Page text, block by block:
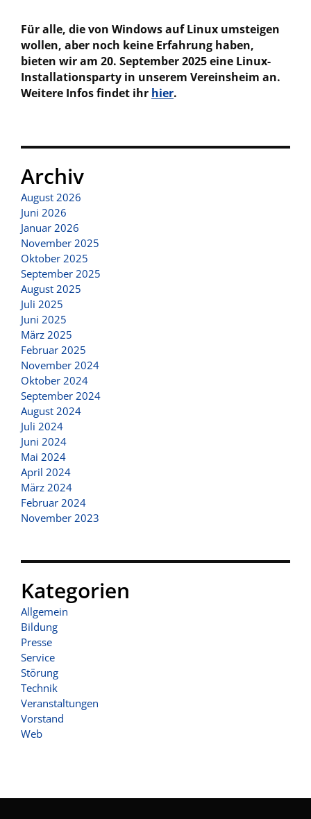
Für alle, die von Windows auf Linux umsteigen
wollen, aber noch keine Erfahrung haben,
bieten wir am 20. September 2025 eine Linux-
Installationsparty in unserem Vereinsheim an.
Weitere Infos findet ihr hier.
Archiv
August 2026
Juni 2026
Januar 2026
November 2025
Oktober 2025
September 2025
August 2025
Juli 2025
Juni 2025
März 2025
Februar 2025
November 2024
Oktober 2024
September 2024
August 2024
Juli 2024
Juni 2024
Mai 2024
April 2024
März 2024
Februar 2024
November 2023
Kategorien
Allgemein
Bildung
Presse
Service
Störung
Technik
Veranstaltungen
Vorstand
Web